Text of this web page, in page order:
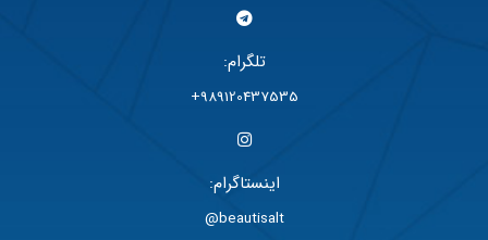
تلگرام:
989120437535+
اینستاگرام:
beautisalt@